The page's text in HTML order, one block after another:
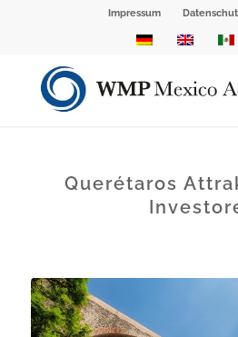
Impressum
Querétaros